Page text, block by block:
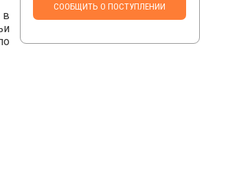
СООБЩИТЬ О ПОСТУПЛЕНИИ